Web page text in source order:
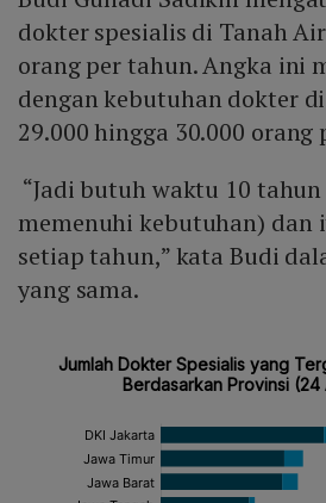
dokter spesialis di Tanah
orang per tahun. Angka ini
dengan kebutuhan dokter
29.000 hingga 30.000 orang
“Jadi butuh waktu 10
memenuhi kebutuhan) dan
setiap tahun,” kata Budi
yang sama.